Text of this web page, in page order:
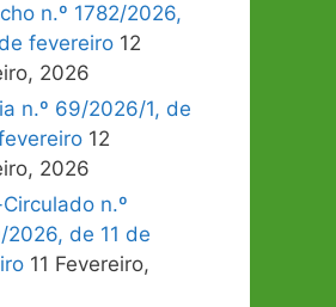
n.º 1782/2026,
fevereiro 12
2026
n.º 69/2026/1, de
12
2026
n.º
2026, de 11 de
11 Fevereiro,